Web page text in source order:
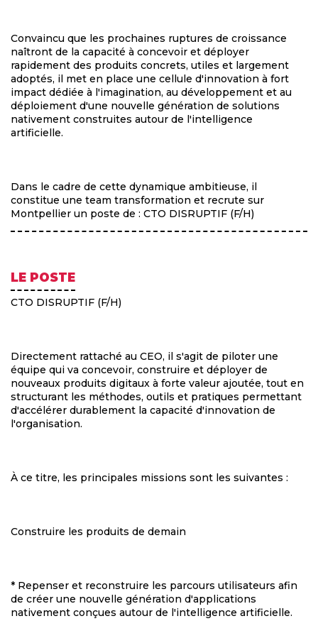
Convaincu que les prochaines ruptures de croissance
naîtront de la capacité à concevoir et déployer
rapidement des produits concrets, utiles et largement
adoptés, il met en place une cellule d'innovation à fort
impact dédiée à l'imagination, au développement et au
déploiement d'une nouvelle génération de solutions
nativement construites autour de l'intelligence
artificielle.
Dans le cadre de cette dynamique ambitieuse, il
constitue une team transformation et recrute sur
Montpellier un poste de : CTO DISRUPTIF (F/H)
LE POSTE
CTO DISRUPTIF (F/H)
Directement rattaché au CEO, il s'agit de piloter une
équipe qui va concevoir, construire et déployer de
nouveaux produits digitaux à forte valeur ajoutée, tout en
structurant les méthodes, outils et pratiques permettant
d'accélérer durablement la capacité d'innovation de
l'organisation.
À ce titre, les principales missions sont les suivantes :
Construire les produits de demain
* Repenser et reconstruire les parcours utilisateurs afin
de créer une nouvelle génération d'applications
nativement conçues autour de l'intelligence artificielle.